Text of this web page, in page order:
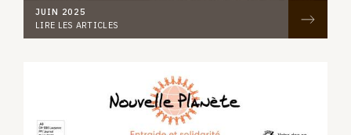
JUIN 2025
LIRE LES ARTICLES